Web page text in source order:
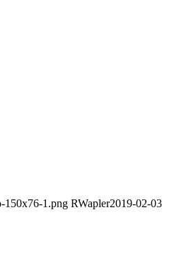
150x76-1.png RWapler2019-02-03